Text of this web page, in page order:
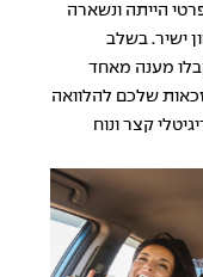
הייתה ונשארה
ישיר. בשלב
מענה מאחד
שלכם להלוואה
קצר ונוח